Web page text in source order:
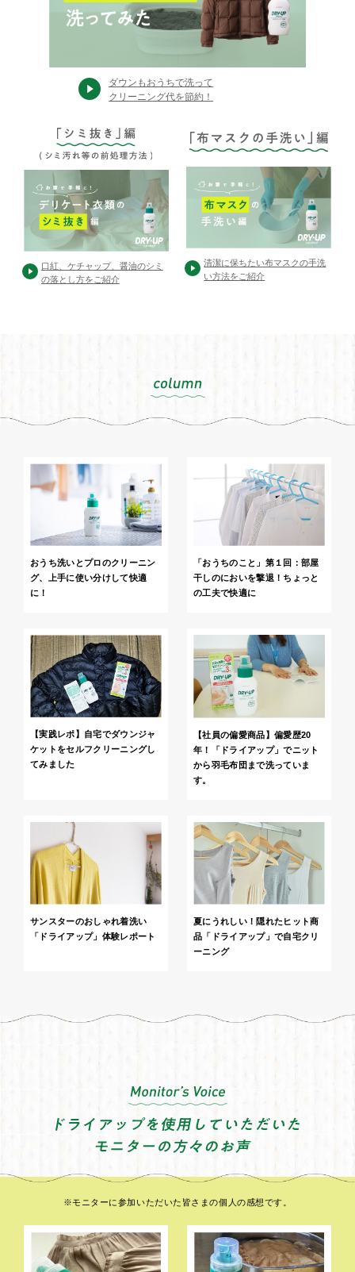
ダウンもおうちで洗って
クリーニング代を節約！
⼝紅、ケチャップ、醤油のシミ
の落とし⽅をご紹介
清潔に保ちたい布マスクの手洗
い方法をご紹介
おうち洗いとプロのクリーニン
グ、上手に使い分けして快適
に！
「おうちのこと」第１回：部屋
干しのにおいを撃退！ちょっと
の工夫で快適に
【実践レポ】自宅でダウンジャ
ケットをセルフクリーニングし
てみました
【社員の偏愛商品】偏愛歴20
年！「ドライアップ」でニット
から羽毛布団まで洗っていま
す。
サンスターのおしゃれ着洗い
「ドライアップ」体験レポート
夏にうれしい！隠れたヒット商
品「ドライアップ」で自宅クリ
ーニング
※モニターに参加いただいた皆さまの個人の感想です。